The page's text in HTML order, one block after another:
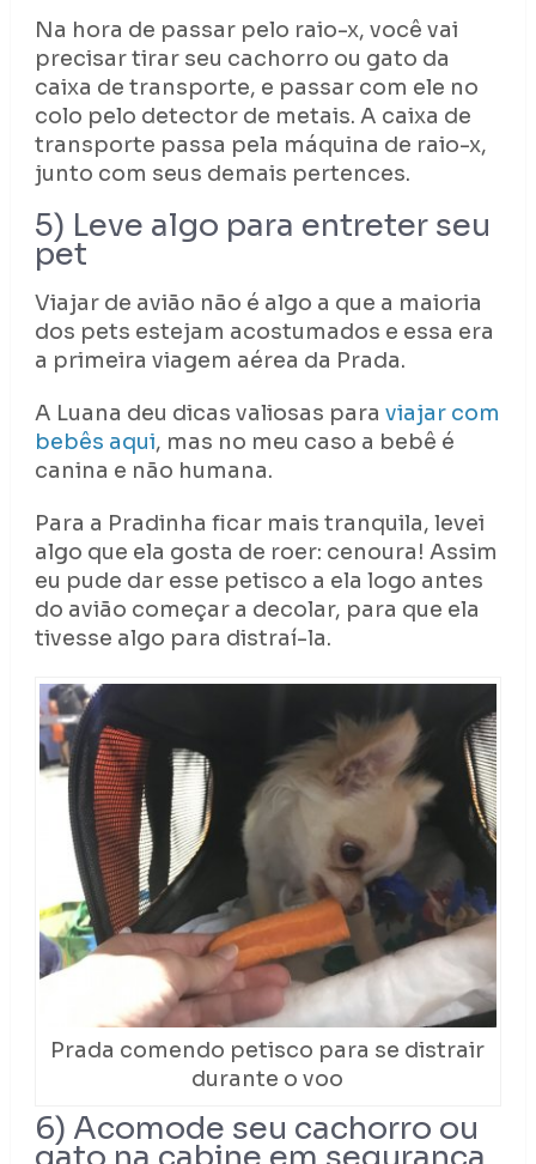
Na hora de passar pelo raio-x, você vai
precisar tirar seu cachorro ou gato da
caixa de transporte, e passar com ele no
colo pelo detector de metais. A caixa de
transporte passa pela máquina de raio-x,
junto com seus demais pertences.
5) Leve algo para entreter seu
pet
Viajar de avião não é algo a que a maioria
dos pets estejam acostumados e essa era
a primeira viagem aérea da Prada.
A Luana deu dicas valiosas para viajar com
bebês aqui, mas no meu caso a bebê é
canina e não humana.
Para a Pradinha ficar mais tranquila, levei
algo que ela gosta de roer: cenoura! Assim
eu pude dar esse petisco a ela logo antes
do avião começar a decolar, para que ela
tivesse algo para distraí-la.
Prada comendo petisco para se distrair
durante o voo
6) Acomode seu cachorro ou